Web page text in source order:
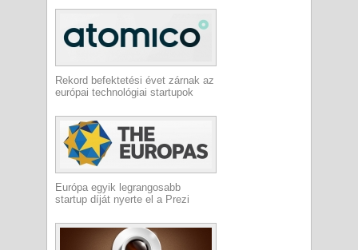
Rekord befektetési évet zárnak az
európai technológiai startupok
Európa egyik legrangosabb
startup díját nyerte el a Prezi